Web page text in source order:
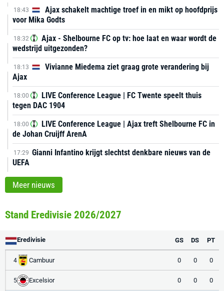
18:43
Ajax schakelt machtige troef in en mikt op hoofdprijs
voor Mika Godts
18:32
Ajax - Shelbourne FC op tv: hoe laat en waar wordt de
wedstrijd uitgezonden?
18:13
Vivianne Miedema ziet graag grote verandering bij
Ajax
18:00
LIVE Conference League | FC Twente speelt thuis
tegen DAC 1904
18:00
LIVE Conference League | Ajax treft Shelbourne FC in
de Johan Cruijff ArenA
17:29 Gianni Infantino krijgt slechtst denkbare nieuws van de
UEFA
Meer nieuws
Stand Eredivisie 2026/2027
Eredivisie GS DS PT
4 Cambuur 0 0 0
5 Excelsior 0 0 0